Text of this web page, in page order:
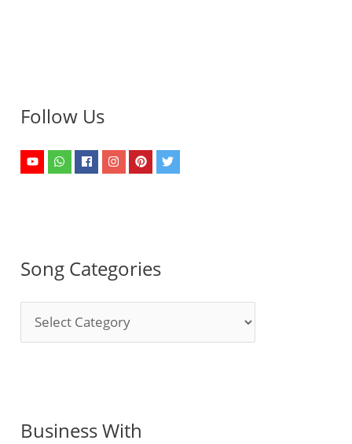
Follow Us
Song Categories
o
C
Business With